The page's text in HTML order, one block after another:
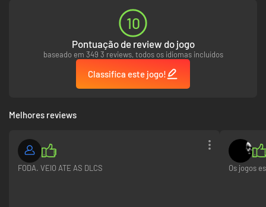
forma instantânea,
permitindo resgatar
e jogar sem demora.
para quem quer
receber o jogo
rapidamente.
10
Pontuação de review do jogo
baseado em 349 3 reviews, todos os idiomas incluídos
Classifica este jogo!
Melhores reviews
FODA. VEIO ATE AS DLCS Os jogos